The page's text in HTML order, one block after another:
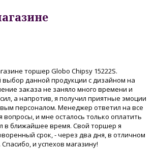
торшер Globo Chipsy 15222S.
данной продукции с дизайном на
заказа не заняло много времени и
а напротив, я получил приятные эмоции
персоналом. Менеджер ответил на все
и мне осталось только оплатить
в ближайшее время. Свой торшер я
срок, - через два дня, в отличном
и успехов магазину!